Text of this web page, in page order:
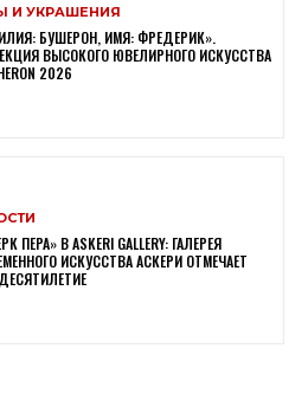
И УКРАШЕНИЯ
БУШЕРОН, ИМЯ: ФРЕДЕРИК».
ВЫСОКОГО ЮВЕЛИРНОГО ИСКУССТВА
2026
ПЕРА» В ASKERI GALLERY: ГАЛЕРЕЯ
ИСКУССТВА АСКЕРИ ОТМЕЧАЕТ